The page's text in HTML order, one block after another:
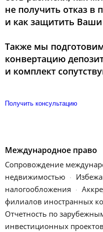
не получить отказ в
и как защитить Ваши
Также мы
конвертацию
и комплект
Получить консультацию
Международное право
Сопровождение
недвижимостью
налогообложения
филиалов иностранных
Отчетность по
инвестиционных проектов